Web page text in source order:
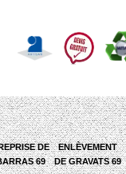
DE
69
ENLÈVEMENT
DE GRAVATS 69